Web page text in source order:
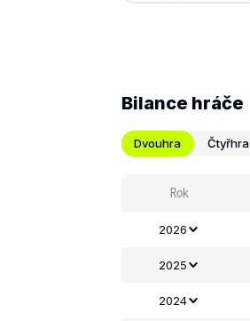
Bilance hráče
Dvouhra Čtyřhra
Rok
2026
2025
2024